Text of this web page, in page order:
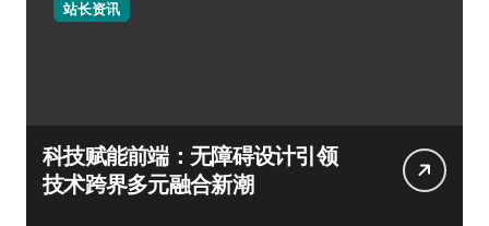
站长资讯
科技赋能前端：无障碍设计引领
技术跨界多元融合新潮